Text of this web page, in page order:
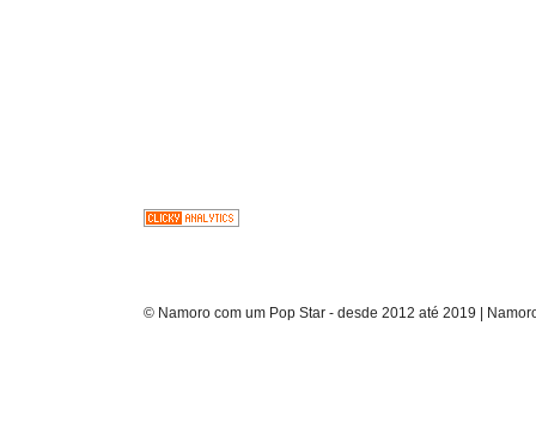
© Namoro com um Pop Star - desde 2012 até 2019 |